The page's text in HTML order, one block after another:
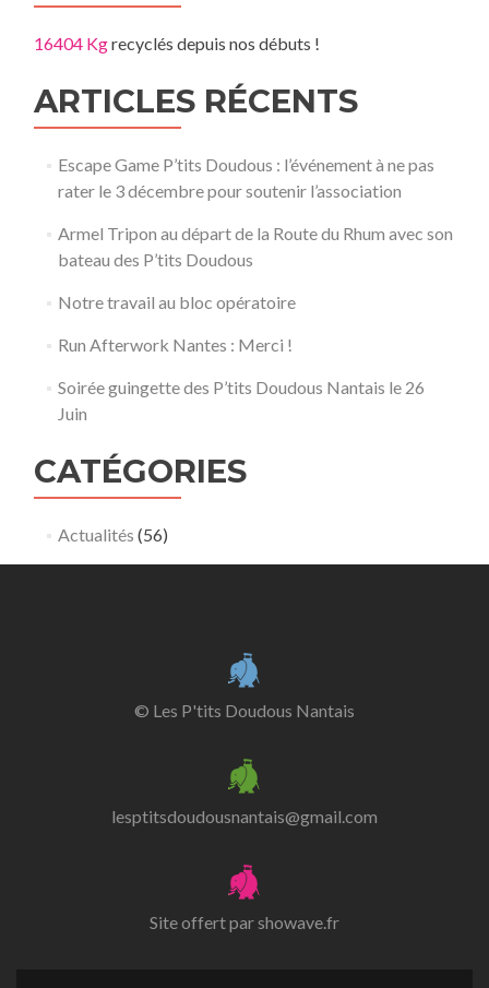
16404 Kgrecyclés depuis nos débuts !
ARTICLES RÉCENTS
Escape Game P’tits Doudous : l’événement à ne pas
rater le 3 décembre pour soutenir l’association
Armel Tripon au départ de la Route du Rhum avec son
bateau des P’tits Doudous
Notre travail au bloc opératoire
Run Afterwork Nantes : Merci !
Soirée guingette des P’tits Doudous Nantais le 26
Juin
CATÉGORIES
Actualités (56)
© Les P'tits Doudous Nantais
lesptitsdoudousnantais@gmail.com
Site offert parshowave.fr